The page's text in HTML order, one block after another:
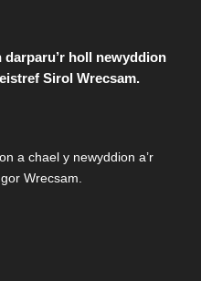
Sirol Wrecsam.
a chael y newyddion a’r
Wrecsam.